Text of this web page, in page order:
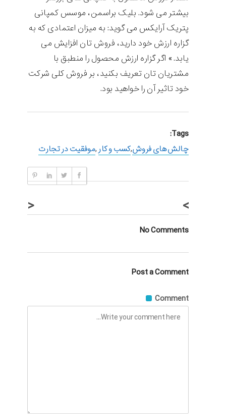
بیشتر می شود. بلیک براسمن، موسس کمپانی
پتریک آرایکس می گوید: به میزان اعتمادی که به
گزاره ارزش خود دارید، فروش تان افزایش می
یابد.» اگر گزاره ارزش محصول را منطبق با
مشتریان تان تعریف بکنید، بر فروش کلی شرکت
خود تاثیر آن را خواهید بود.
Tags:
چالش های فروش,کسب و کار ,موفقیت در تجارت
< >
No Comments
Post a Comment
Comment